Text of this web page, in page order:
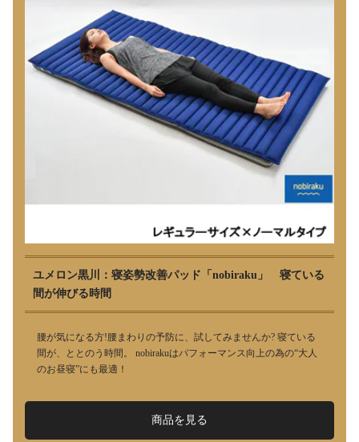
ユメロン黒川：寝姿勢改善パッド「nobiraku」 寝ている
間が伸びる時間
腰が気になる方!腰まわりの予防に、試してみませんか? 寝ている
間が、ととのう時間。 nobirakuはパフォーマンス向上の為の“大人
のお昼寝”にも最適！
商品を見る